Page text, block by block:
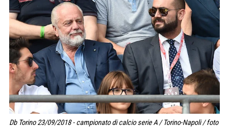
Db Torino 23/09/2018 - campionato di calcio serie A / Torino-Napoli / foto